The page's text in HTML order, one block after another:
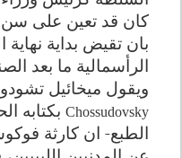
كان قد تعين على سن
بان تقيض بداية
الرأسمالية ما بعد
ويقول ميخائيل
Chossudovsky بكتابه
الطبع- ان كارثة